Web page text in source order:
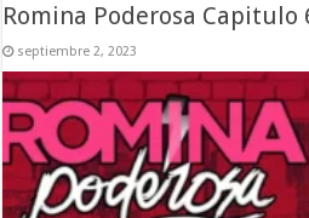
Romina Poderosa Capitulo
septiembre 2, 2023